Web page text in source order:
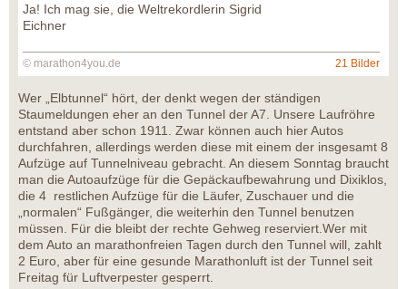
Ja! Ich mag sie, die Weltrekordlerin Sigrid
Eichner
© marathon4you.de 21 Bilder
Wer „Elbtunnel“ hört, der denkt wegen der ständigen
Staumeldungen eher an den Tunnel der A7. Unsere Laufröhre
entstand aber schon 1911. Zwar können auch hier Autos
durchfahren, allerdings werden diese mit einem der insgesamt 8
Aufzüge auf Tunnelniveau gebracht. An diesem Sonntag braucht
man die Autoaufzüge für die Gepäckaufbewahrung und Dixiklos,
die 4 restlichen Aufzüge für die Läufer, Zuschauer und die
„normalen“ Fußgänger, die weiterhin den Tunnel benutzen
müssen. Für die bleibt der rechte Gehweg reserviert.Wer mit
dem Auto an marathonfreien Tagen durch den Tunnel will, zahlt
2 Euro, aber für eine gesunde Marathonluft ist der Tunnel seit
Freitag für Luftverpester gesperrt.